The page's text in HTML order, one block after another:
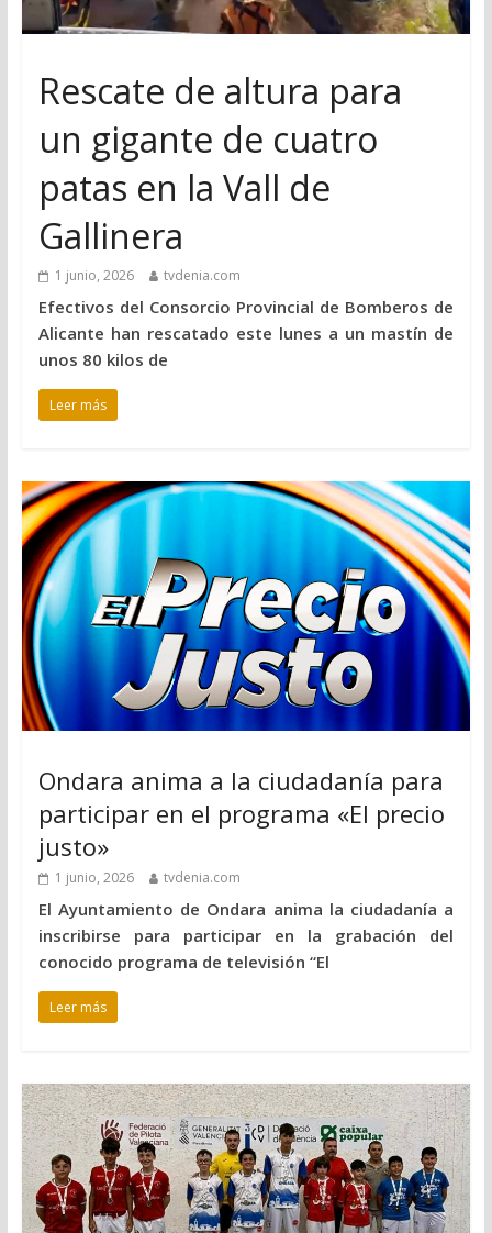
Rescate de altura para
un gigante de cuatro
patas en la Vall de
Gallinera
1 junio, 2026 tvdenia.com
Efectivos del Consorcio Provincial de Bomberos de
Alicante han rescatado este lunes a un mastín de
unos 80 kilos de
Leer más
Ondara anima a la ciudadanía para
participar en el programa «El precio
justo»
1 junio, 2026 tvdenia.com
El Ayuntamiento de Ondara anima la ciudadanía a
inscribirse para participar en la grabación del
conocido programa de televisión “El
Leer más